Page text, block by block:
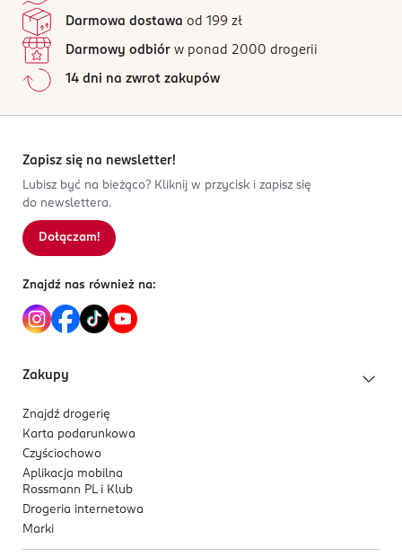
Darmowa dostawa od 199 zł
Darmowy odbiór w ponad 2000 drogerii
14 dni na zwrot zakupów
Zapisz się na newsletter!
Lubisz być na bieżąco? Kliknij w przycisk i zapisz się
do newslettera.
Dołączam!
Znajdź nas również na:
Zakupy
Znajdź drogerię
Karta podarunkowa
Czyściochowo
Aplikacja mobilna
Rossmann PL i Klub
Drogeria internetowa
Marki